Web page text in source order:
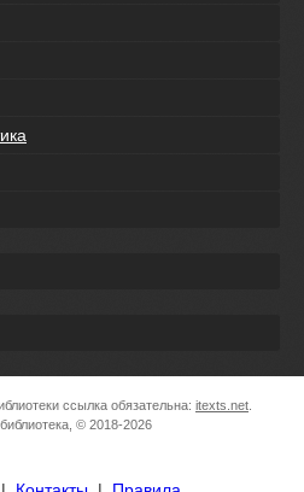
ссылка обязательна: itexts.net
© 2018-2026